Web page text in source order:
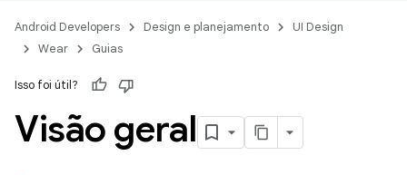
Android Developers Design e planejamento
UI Design
Wear
Guias
Isso foi útil?
Visão geral